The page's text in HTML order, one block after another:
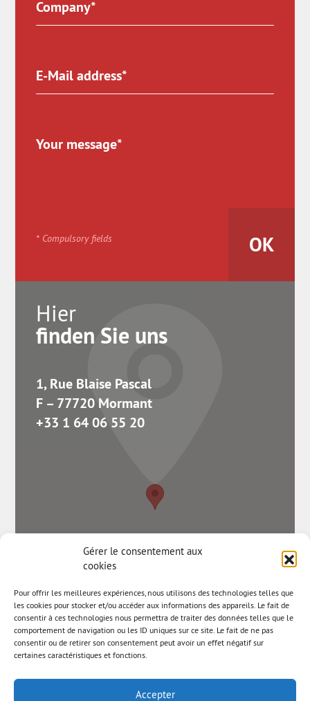
Gérer le consentement aux
cookies
Pour offrir les meilleures expériences, nous utilisons des technologies telles que
les cookies pour stocker et/ou accéder aux informations des appareils. Le fait de
consentir à ces technologies nous permettra de traiter des données telles que le
comportement de navigation ou les ID uniques sur ce site. Le fait de ne pas
consentir ou de retirer son consentement peut avoir un effet négatif sur
certaines caractéristiques et fonctions.
Accepter
* Compulsory fields
Hier
finden Sie uns
1, Rue Blaise Pascal
F – 77720 Mormant
+33 1 64 06 55 20